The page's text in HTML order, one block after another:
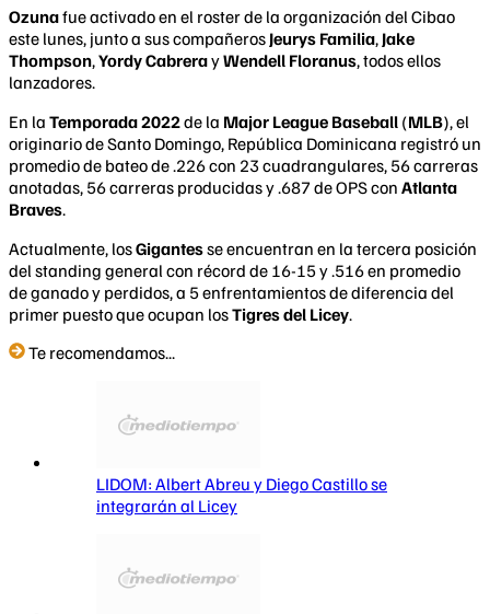
Ozunafue activado en el roster de la organización del Cibao
este lunes, junto a sus compañeros Jeurys Familia, Jake
Thompson,Yordy CabrerayWendell Floranus, todos ellos
lanzadores.
En la Temporada 2022de la Major League Baseball (MLB), el
originario de Santo Domingo, República Dominicana registró un
promedio de bateo de .226 con 23 cuadrangulares, 56 carreras
anotadas, 56 carreras producidas y .687 de OPS con Atlanta
Braves.
Actualmente, losGigantesse encuentran en la tercera posición
del standing general con récord de 16-15 y .516 en promedio
de ganado y perdidos, a 5 enfrentamientos de diferencia del
primer puesto que ocupan losTigres del Licey.
Te recomendamos...
LIDOM: Albert Abreu y Diego Castillo se
integrarán al Licey